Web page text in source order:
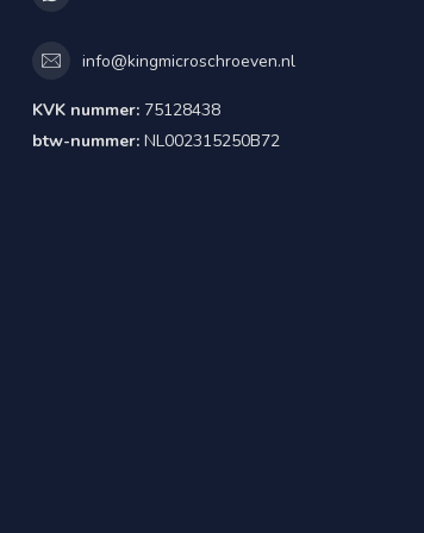
info@kingmicroschroeven.nl
KVK nummer: 75128438
btw-nummer: NL002315250B72